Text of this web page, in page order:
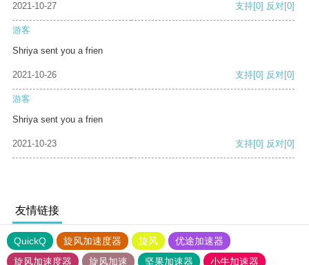
2021-10-27 支持[0] 反对[0]
游客
Shriya sent you a frien
2021-10-26 支持[0] 反对[0]
游客
Shriya sent you a frien
2021-10-23 支持[0] 反对[0]
友情链接
QuickQ 旋风加速度器 旋风
优途加速器
旋风加速度器
旋风加速 坚果加速器
小牛加速器